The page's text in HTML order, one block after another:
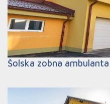
Šolska zobna